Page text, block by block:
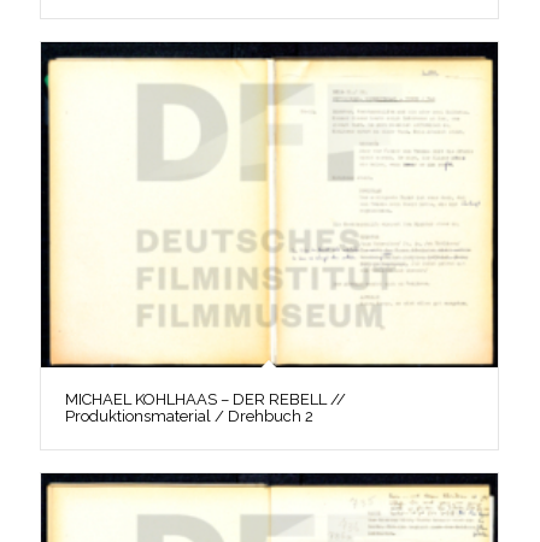
MICHAEL KOHLHAAS – DER REBELL //
Produktionsmaterial / Drehbuch 2